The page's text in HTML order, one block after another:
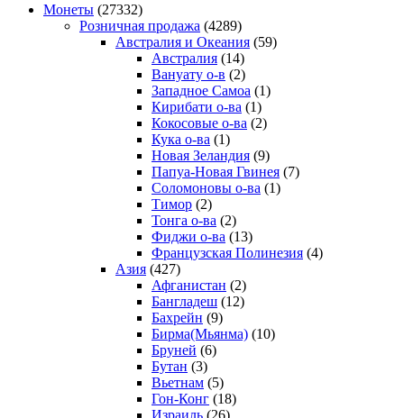
Монеты (27332)
Розничная продажа (4289)
Австралия и Океания (59)
Австралия (14)
Вануату о-в (2)
Западное Самоа (1)
Кирибати о-ва (1)
Кокосовые о-ва (2)
Кука о-ва (1)
Новая Зеландия (9)
Папуа-Новая Гвинея (7)
Соломоновы о-ва (1)
Тимор (2)
Тонга о-ва (2)
Фиджи о-ва (13)
Французская Полинезия (4)
Азия (427)
Афганистан (2)
Бангладеш (12)
Бахрейн (9)
Бирма(Мьянма) (10)
Бруней (6)
Бутан (3)
Вьетнам (5)
Гон-Конг (18)
Израиль (26)